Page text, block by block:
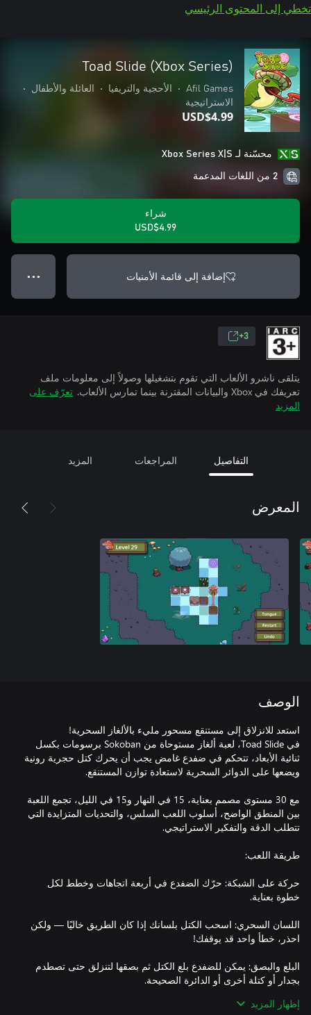
تخطي إلى المحتوى الرئيسي
Toad Slide (Xbox Series)
Afil Games
• الأحجية والتريفيا • العائلة والأطفال
•
الاستراتيجية
USD$4.99
محسّنة لـ Xbox Series X|S
2 من اللغات المدعمة
شراء
USD$4.99
إضافة إلى قائمة الأمنيات ● ● ●
3+
يتلقى ناشرو الألعاب التي تقوم بتشغيلها وصولاً إلى معلومات ملف
تعريفك في Xbox والبيانات المقترنة بينما تمارس الألعاب.
تعرّف على
المزيد
التفاصيل المراجعات المزيد
المعرض
الوصف
في Toad Slide، لعبة ألغاز مستوحاة من Sokoban برسومات بكسل
ثنائية الأبعاد، تتحكم في ضفدع غامض يجب أن يحرك كتل حجرية رونية
مع 30 مستوى مصمم بعناية، 15 في النهار و15 في الليل، تجمع اللعبة
بين المنطق الواضح، أسلوب اللعب السلس، والتحديات المتزايدة التي
حركة على الشبكة: حرّك الضفدع في أربعة اتجاهات وخطط لكل
اللسان السحري: اسحب الكتل بلسانك إذا كان الطريق خاليًا — ولكن
البلع والبصق: يمكن للضفدع بلع الكتل ثم بصقها لتنزلق حتى تصطدم
إعادة سريعة: يمكنك التراجع أو إعادة المحاولة فورًا، فكل محاولة
إظهار المزيد